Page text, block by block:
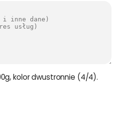
kolor dwustronnie (4/4).